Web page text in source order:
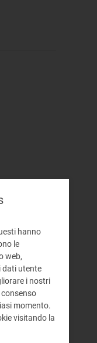
e
hanno
le
web,
dati utente
i nostri
momento.
visitando la